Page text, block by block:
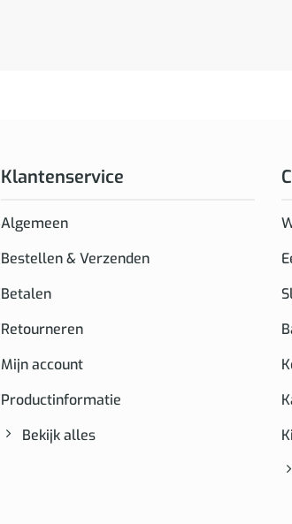
Klantenservice
Algemeen
Bestellen & Verzenden
Betalen
Retourneren
Mijn account
Productinformatie
Bekijk alles